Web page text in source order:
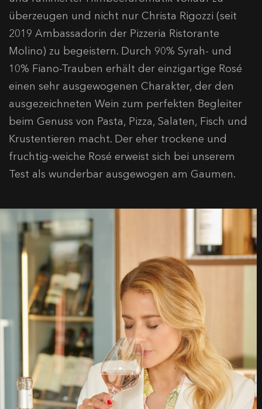
überzeugen und nicht nur Christa Rigozzi (seit
2019 Ambassadorin der Pizzeria Ristorante
Molino) zu begeistern. Durch 90% Syrah- und
10% Fiano-Trauben erhält der einzigartige Rosé
einen sehr ausgewogenen Charakter, der den
ausgezeichneten Wein zum perfekten Begleiter
beim Genuss von Pasta, Pizza, Salaten, Fisch und
Krustentieren macht. Der eher trockene und
fruchtig-weiche Rosé erweist sich bei unserem
Test als wunderbar ausgewogen am Gaumen.